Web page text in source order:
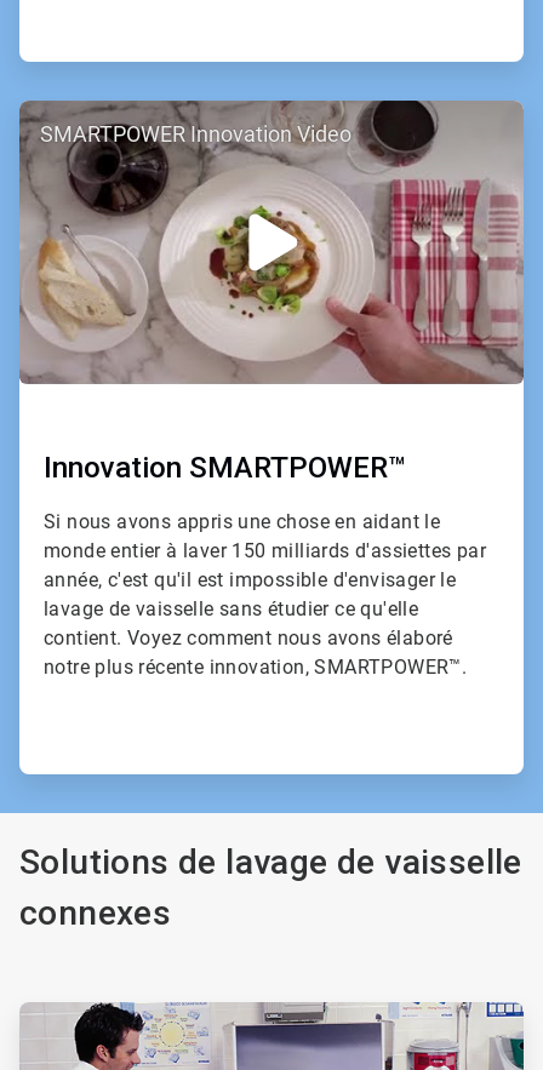
ArticleTile
2
de
SMARTPOWER Innovation Video
Innovation SMARTPOWER™
Si nous avons appris une chose en aidant le
monde entier à laver 150 milliards d'assiettes par
année, c'est qu'il est impossible d'envisager le
lavage de vaisselle sans étudier ce qu'elle
contient. Voyez comment nous avons élaboré
notre plus récente innovation, SMARTPOWER™.
Solutions de lavage de vaisselle
connexes
ArticleTile